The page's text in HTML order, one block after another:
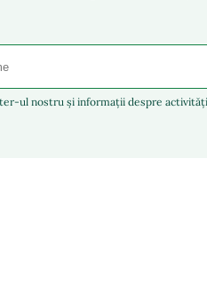
ul nostru și informații despre